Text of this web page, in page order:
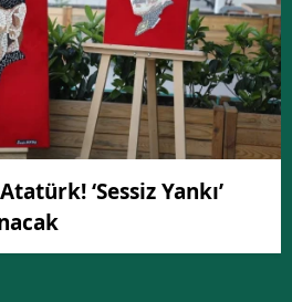
‘Sessiz Yankı’